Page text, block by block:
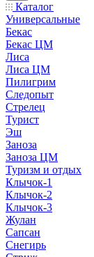
Каталог
Универсальные
Бекас
Бекас ЦМ
Лиса
Лиса ЦМ
Пилигрим
Следопыт
Стрелец
Турист
Эш
Заноза
Заноза ЦМ
Туризм и отдых
Клычок-1
Клычок-2
Клычок-3
Жулан
Сапсан
Снегирь